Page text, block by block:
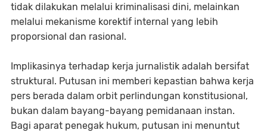
tidak dilakukan melalui kriminalisasi dini, melainkan
melalui mekanisme korektif internal yang lebih
proporsional dan rasional.
Implikasinya terhadap kerja jurnalistik adalah bersifat
struktural. Putusan ini memberi kepastian bahwa kerja
pers berada dalam orbit perlindungan konstitusional,
bukan dalam bayang-bayang pemidanaan instan.
Bagi aparat penegak hukum, putusan ini menuntut